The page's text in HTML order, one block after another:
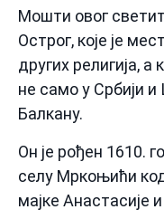
Мошти овог
Острог, које је
других религија,
не само у Србији и
Балкану.
Он је рођен 1610.
селу Мркоњићи
мајке Анастасије